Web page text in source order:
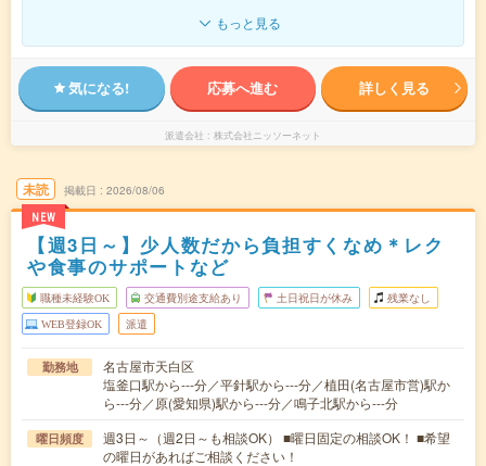
もっと見る
気になる! 応募へ進む 詳しく見る
派遣会社 株式会社ニッソーネット
未読
NEW
掲載日 2026/08/06
【週3日～】少人数だから負担すくなめ＊レク
や食事のサポートなど
職種未経験OK 交通費別途支給あり 土日祝日が休み 残業なし
WEB登録OK 派遣
勤務地
名古屋市天白区
塩釜口駅から---分／平針駅から---分／植田(名古屋市営)駅か
ら---分／原(愛知県)駅から---分／鳴子北駅から---分
曜日頻度
週3日～（週2日～も相談OK） ■曜日固定の相談OK！ ■希望
の曜日があればご相談ください！